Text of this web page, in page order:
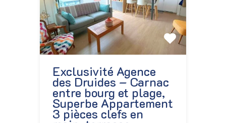
Exclusivité Agence
des Druides – Carnac
entre bourg et plage,
Superbe Appartement
3 pièces clefs en